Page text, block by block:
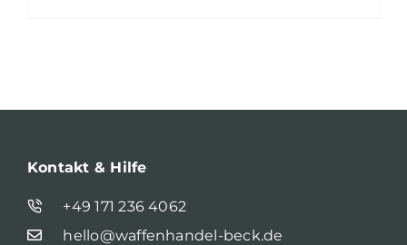
Kontakt & Hilfe
+49 171 236 4062
hello@waffenhandel-beck.de